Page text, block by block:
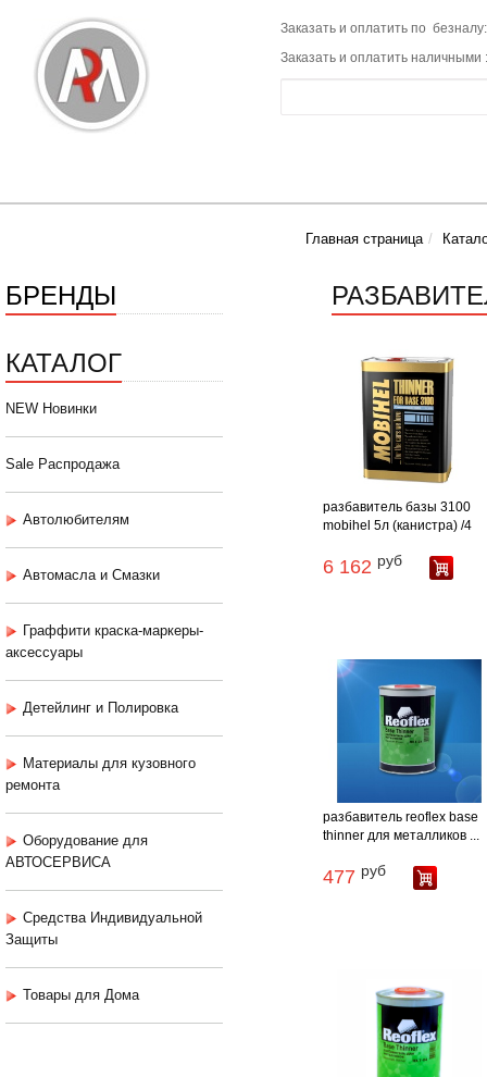
Заказать и оплатить по
Заказать и оплатить наличными
Главная страница
БРЕНДЫ
КАТАЛОГ
NEW Новинки
Sale Распродажа
Автолюбителям
Автомасла и Смазки
Граффити краска-маркеры-
аксессуары
Детейлинг и Полировка
Материалы для кузовного
ремонта
Оборудование для
АВТОСЕРВИСА
Средства Индивидуальной
Защиты
Товары для Дома
разбавитель базы 3100
mobihel 5л (канистра) /4
6 162 руб
разбавитель reoflex base
thinner для металликов ...
477 руб